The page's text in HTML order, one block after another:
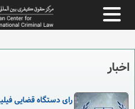
اخبار
رای دستگاه قضایی